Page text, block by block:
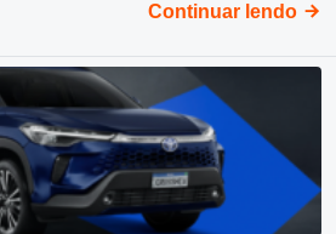
Continuar lendo